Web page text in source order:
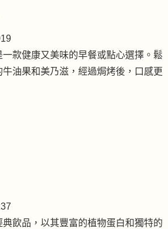
款健康又美味的早餐或點心選擇。鬆
油果和美乃滋，經過焗烤後，口感更
飲品，以其豐富的植物蛋白和獨特的